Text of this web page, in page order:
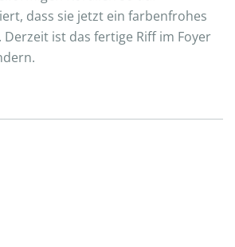
dass sie jetzt ein farbenfrohes
ist das fertige Riff im Foyer